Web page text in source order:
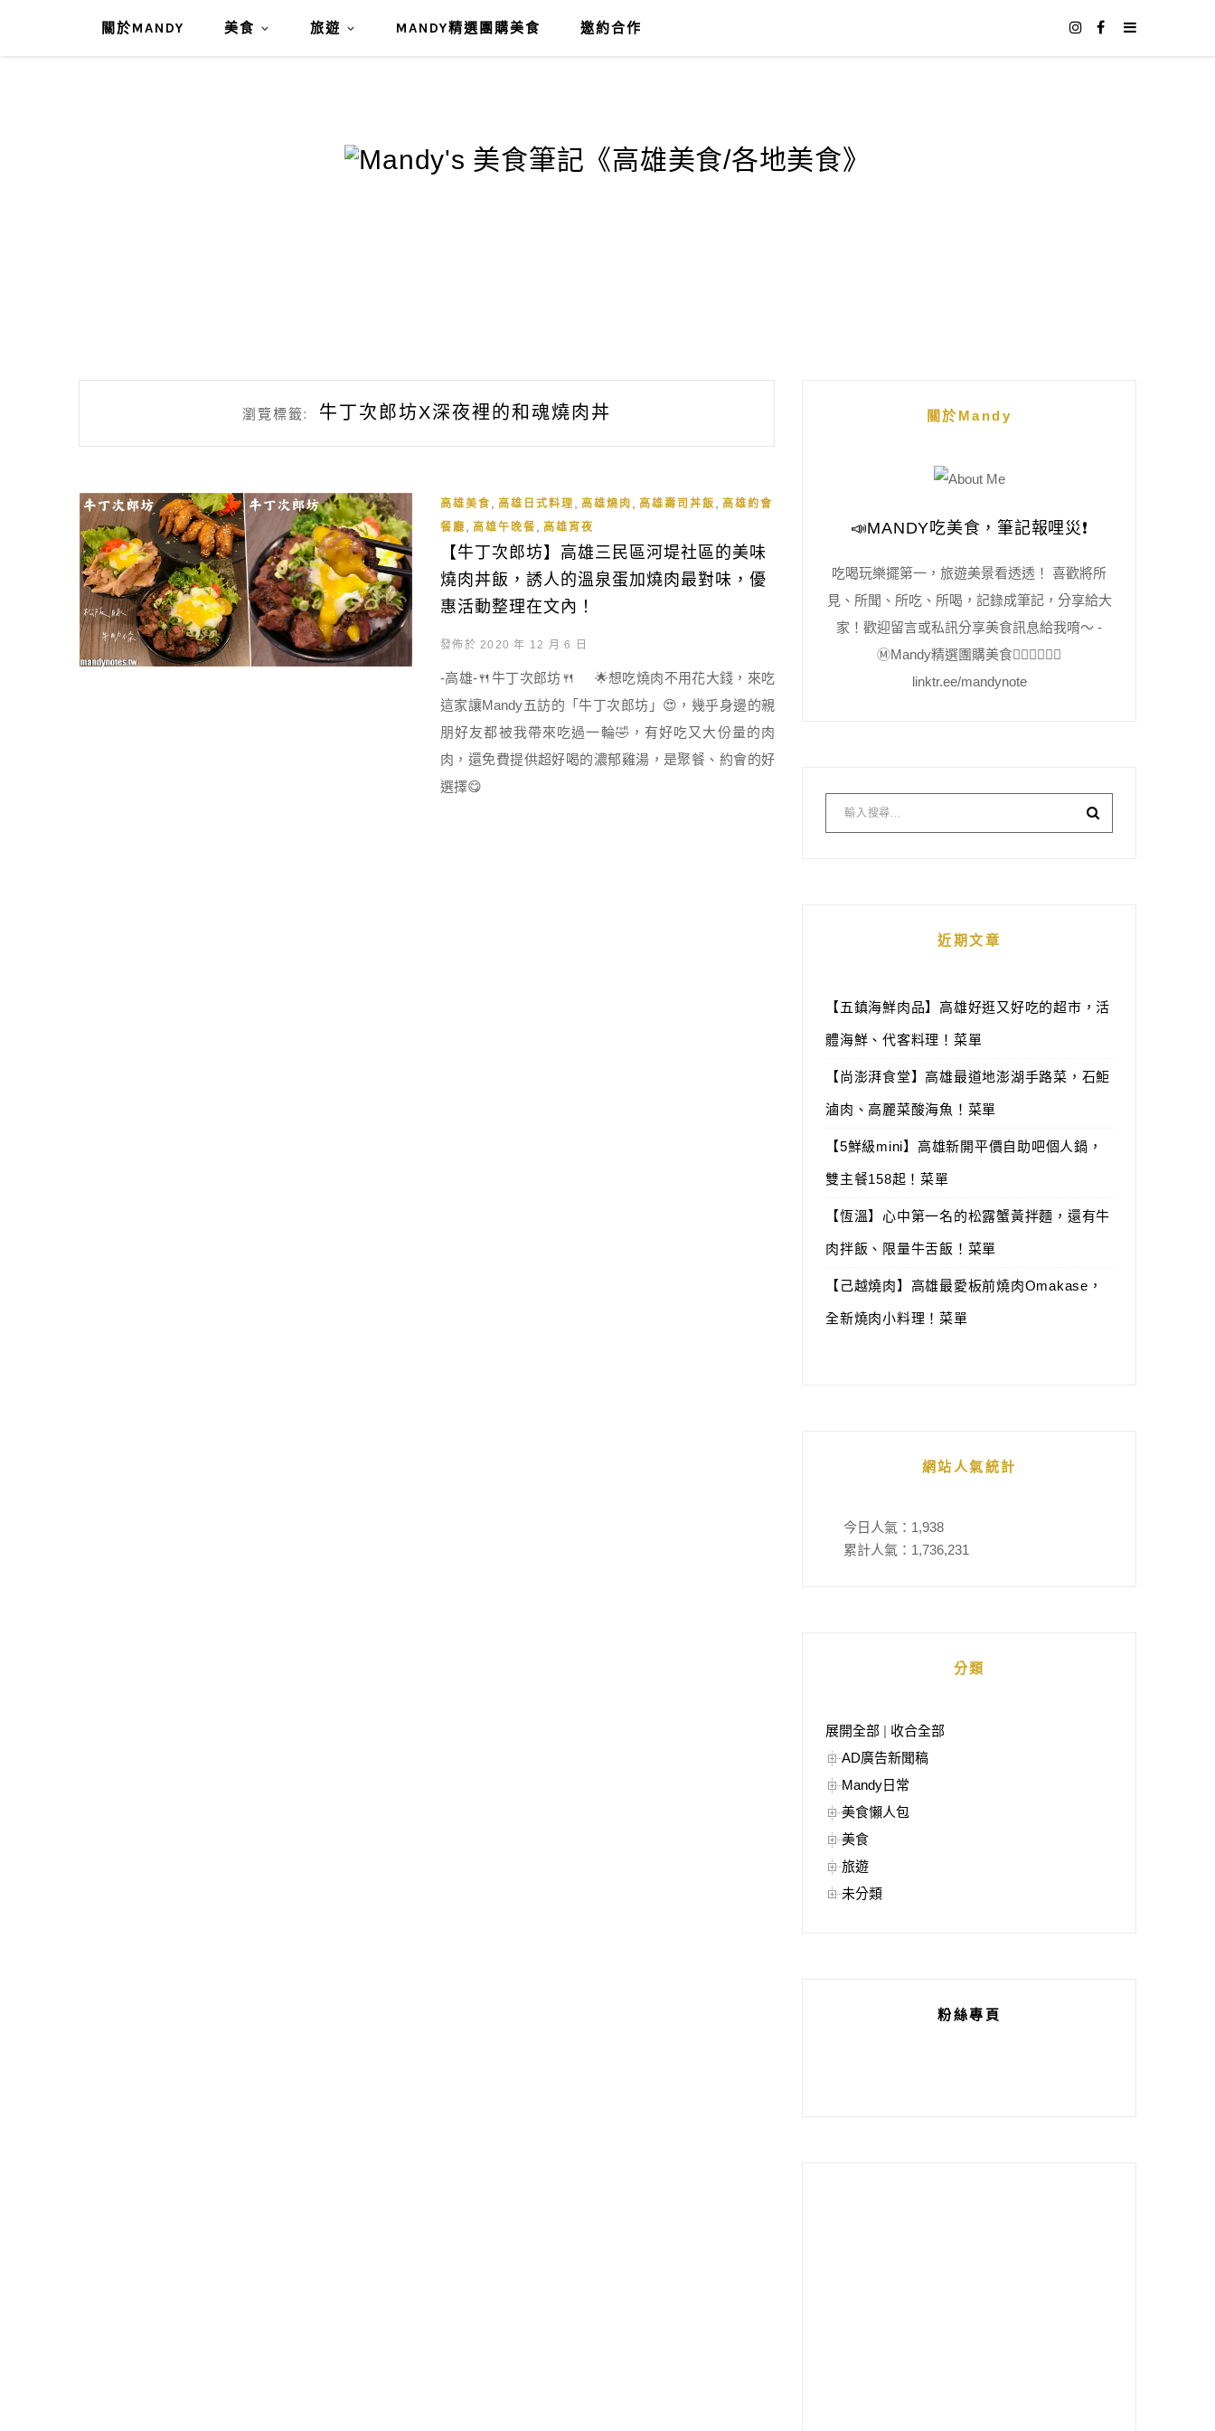
關於MANDY 美食 旅遊 MANDY精選團購美食 邀約合作
瀏覽標籤: 牛丁次郎坊X深夜裡的和魂燒肉丼
高雄美食 高雄日式料理 高雄燒肉 高雄壽司丼飯
高雄約會
餐廳
高雄午晚餐 高雄宵夜
【牛丁次郎坊】高雄三民區河堤社區的美味
燒肉丼飯，誘人的溫泉蛋加燒肉最對味，優
惠活動整理在文內！
發佈於 2020 年 12 月 6 日
-高雄-🍴牛丁次郎坊🍴 🌟想吃燒肉不用花大錢，來吃
這家讓Mandy五訪的「牛丁次郎坊」😍，幾乎身邊的親
朋好友都被我帶來吃過一輪🤣，有好吃又大份量的肉
肉，還免費提供超好喝的濃郁雞湯，是聚餐、約會的好
選擇😋
關於Mandy
📣MANDY吃美食，筆記報哩災❗️
吃喝玩樂擺第一，旅遊美景看透透！ 喜歡將所
見、所聞、所吃、所喝，記錄成筆記，分享給大
家！歡迎留言或私訊分享美食訊息給我唷～ -
Ⓜ️Mandy精選團購美食👇🏻👇🏻👇🏻
linktr.ee/mandynote
近期文章
【五鎮海鮮肉品】高雄好逛又好吃的超市，活
體海鮮、代客料理！菜單
【尚澎湃食堂】高雄最道地澎湖手路菜，石鮔
滷肉、高麗菜酸海魚！菜單
【5鮮級mini】高雄新開平價自助吧個人鍋，
雙主餐158起！菜單
【恆溫】心中第一名的松露蟹黃拌麵，還有牛
肉拌飯、限量牛舌飯！菜單
【己越燒肉】高雄最愛板前燒肉Omakase，
全新燒肉小料理！菜單
網站人氣統計
今日人氣： 1,938
累計人氣： 1,736,231
分類
展開全部 | 收合全部
AD廣告新聞稿
Mandy日常
美食懶人包
美食
旅遊
未分類
粉絲專頁